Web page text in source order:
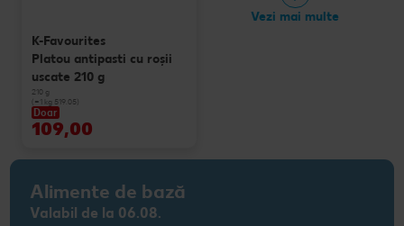
K-Favourites
Platou antipasti cu roșii
uscate 210 g
210 g
(=1 kg 519.05)
Doar
109,00
Vezi mai multe
Alimente de bază
Valabil de la 06.08.